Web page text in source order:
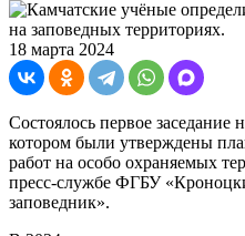
18 марта 2024
Состоялось первое заседание
котором были утверждены
работ на особо охраняемых
пресс-службе ФГБУ
заповедник».